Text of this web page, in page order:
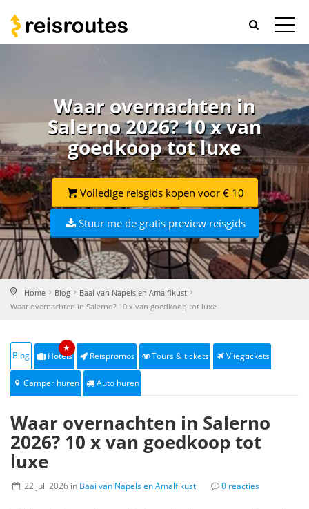
Waar overnachten in
Salerno 2026? 10 x van
goedkoop tot luxe
Volledige reisgids kopen voor € 10
Stuur me de gratis preview reisgids
Home Blog
Baai van Napels en Amalfikust
Waar overnachten in Salerno? 10 x van goedkoop tot luxe
Blog Hotels
★
Reispromos Tours & tickets Vliegtickets
Camper huren Auto huren
Waar overnachten in Salerno
2026? 10 x van goedkoop tot
luxe
22 juli 2026 in Baai van Napels en Amalfikust 0 reacties